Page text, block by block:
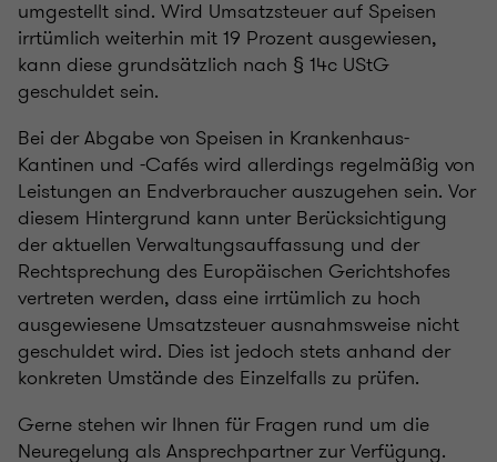
umgestellt sind. Wird Umsatzsteuer auf Speisen
irrtümlich weiterhin mit 19 Prozent ausgewiesen,
kann diese grundsätzlich nach § 14c UStG
geschuldet sein.
Bei der Abgabe von Speisen in Krankenhaus-
Kantinen und -Cafés wird allerdings regelmäßig von
Leistungen an Endverbraucher auszugehen sein. Vor
diesem Hintergrund kann unter Berücksichtigung
der aktuellen Verwaltungsauffassung und der
Rechtsprechung des Europäischen Gerichtshofes
vertreten werden, dass eine irrtümlich zu hoch
ausgewiesene Umsatzsteuer ausnahmsweise nicht
geschuldet wird. Dies ist jedoch stets anhand der
konkreten Umstände des Einzelfalls zu prüfen.
Gerne stehen wir Ihnen für Fragen rund um die
Neuregelung als Ansprechpartner zur Verfügung.